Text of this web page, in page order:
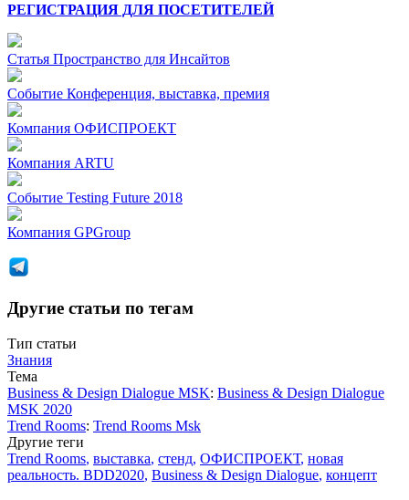
РЕГИСТРАЦИЯ ДЛЯ ПОСЕТИТЕЛЕЙ
Статья Пространство для Инсайтов
Событие Конференция, выставка, премия
Компания ОФИСПРОЕКТ
Компания ARTU
Событие Testing Future 2018
Компания GPGroup
Другие статьи по тегам
Тип статьи
Знания
Тема
Business & Design Dialogue MSK: Business & Design Dialogue
MSK 2020
Trend Rooms: Trend Rooms Msk
Другие теги
Trend Rooms, выставка, стенд, ОФИСПРОЕКТ, новая
реальность. BDD2020, Business & Design Dialogue, концепт